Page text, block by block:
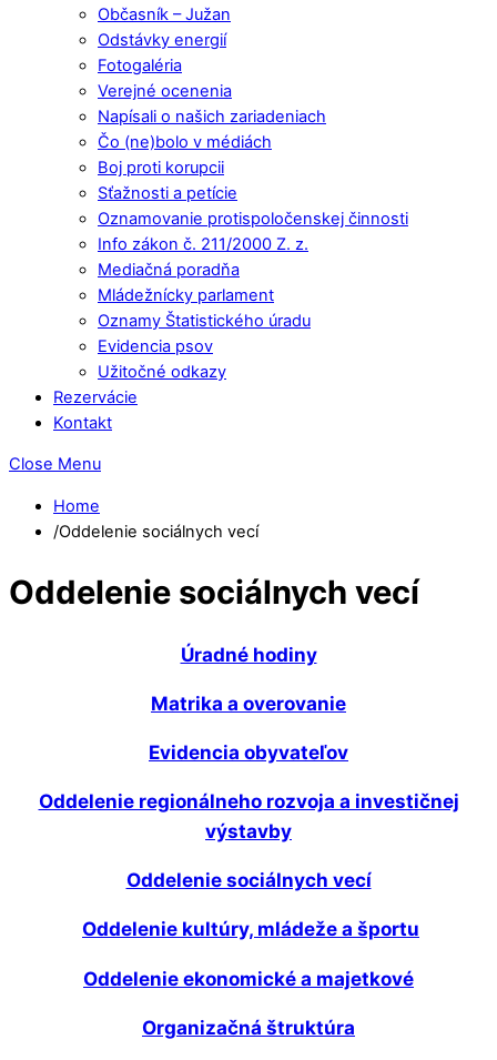
Občasník – Južan
Odstávky energií
Fotogaléria
Verejné ocenenia
Napísali o našich zariadeniach
Čo (ne)bolo v médiách
Boj proti korupcii
Sťažnosti a petície
Oznamovanie protispoločenskej činnosti
Info zákon č. 211/2000 Z. z.
Mediačná poradňa
Mládežnícky parlament
Oznamy Štatistického úradu
Evidencia psov
Užitočné odkazy
Rezervácie
Kontakt
Close Menu
Home
/Oddelenie sociálnych vecí
Oddelenie sociálnych vecí
Úradné hodiny
Matrika a overovanie
Evidencia obyvateľov
Oddelenie regionálneho rozvoja a investičnej
výstavby
Oddelenie sociálnych vecí
Oddelenie kultúry, mládeže a športu
Oddelenie ekonomické a majetkové
Organizačná štruktúra